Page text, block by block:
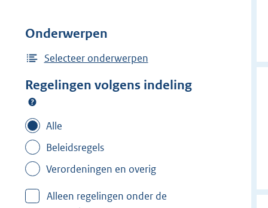
r
f
l
:
'
-
l
e
r
i
r
:
a
Onderwerpen
Selecteer onderwerpen
Regelingen volgens indeling
Alle
Beleidsregels
Verordeningen en overig
Alleen regelingen onder de